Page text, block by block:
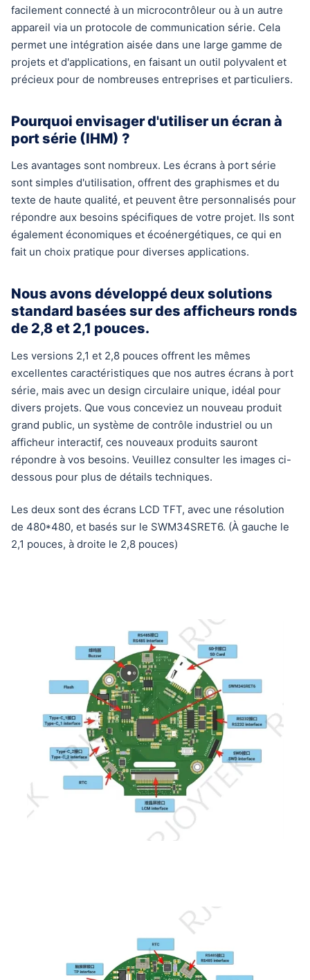
facilement connecté à un microcontrôleur ou à un autre
appareil via un protocole de communication série. Cela
permet une intégration aisée dans une large gamme de
projets et d'applications, en faisant un outil polyvalent et
précieux pour de nombreuses entreprises et particuliers.
Pourquoi envisager d'utiliser un écran à
port série (IHM) ?
Les avantages sont nombreux. Les écrans à port série
sont simples d'utilisation, offrent des graphismes et du
texte de haute qualité, et peuvent être personnalisés pour
répondre aux besoins spécifiques de votre projet. Ils sont
également économiques et écoénergétiques, ce qui en
fait un choix pratique pour diverses applications.
Nous avons développé deux solutions
standard basées sur des afficheurs ronds
de 2,8 et 2,1 pouces.
Les versions 2,1 et 2,8 pouces offrent les mêmes
excellentes caractéristiques que nos autres écrans à port
série, mais avec un design circulaire unique, idéal pour
divers projets. Que vous conceviez un nouveau produit
grand public, un système de contrôle industriel ou un
afficheur interactif, ces nouveaux produits sauront
répondre à vos besoins. Veuillez consulter les images ci-
dessous pour plus de détails techniques.
Les deux sont des écrans LCD TFT, avec une résolution
de 480*480, et basés sur le SWM34SRET6. (À gauche le
2,1 pouces, à droite le 2,8 pouces)